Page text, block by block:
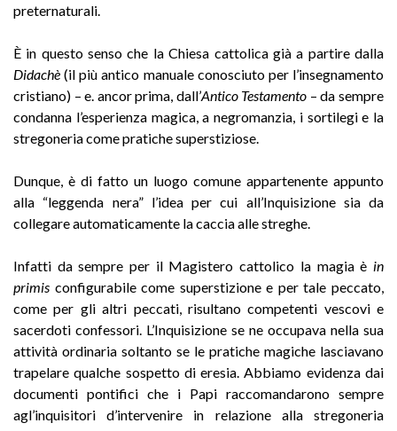
preternaturali.
È in questo senso che la Chiesa cattolica già a partire dalla
Didachè(il più antico manuale conosciuto per l’insegnamento
cristiano) – e. ancor prima, dall’Antico Testamento – da sempre
condanna l’esperienza magica, a negromanzia, i sortilegi e la
stregoneria come pratiche superstiziose.
Dunque, è di fatto un luogo comune appartenente appunto
alla “leggenda nera” l’idea per cui all’Inquisizione sia da
collegare automaticamente la caccia alle streghe.
Infatti da sempre per il Magistero cattolico la magia è in
primis configurabile come superstizione e per tale peccato,
come per gli altri peccati, risultano competenti vescovi e
sacerdoti confessori. L’Inquisizione se ne occupava nella sua
attività ordinaria soltanto se le pratiche magiche lasciavano
trapelare qualche sospetto di eresia. Abbiamo evidenza dai
documenti pontifici che i Papi raccomandarono sempre
agl’inquisitori d’intervenire in relazione alla stregoneria